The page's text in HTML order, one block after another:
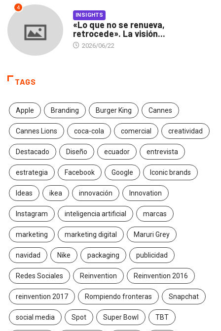
4
INSIGHTS
«Lo que no se renueva,
retrocede». La visión...
2026/06/22
TAGS
Apple Branding Burger King Cannes
Cannes Lions coca-cola comercial creatividad
Destacado Diseño ecuador entrevista
estrategia Facebook Google Iconic brands
Ideas ikea innovación Innovation
Instagram inteligencia artificial marcas
marketing marketing digital Maruri Grey
navidad Nike packaging publicidad
Redes Sociales Reinvention Reinvention 2016
reinvention 2017 Rompiendo fronteras Snapchat
social media Spot Super Bowl TBT